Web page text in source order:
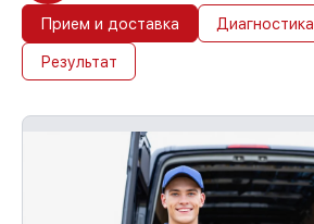
Прием и доставка Диагностика
Результат